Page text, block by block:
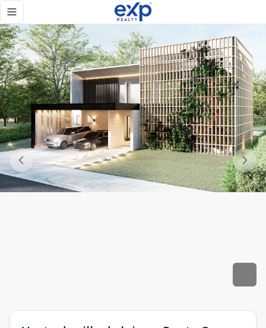
Toggle navigation menu
Venta de villa de lujo en Punta Cana Village - eXp Realty